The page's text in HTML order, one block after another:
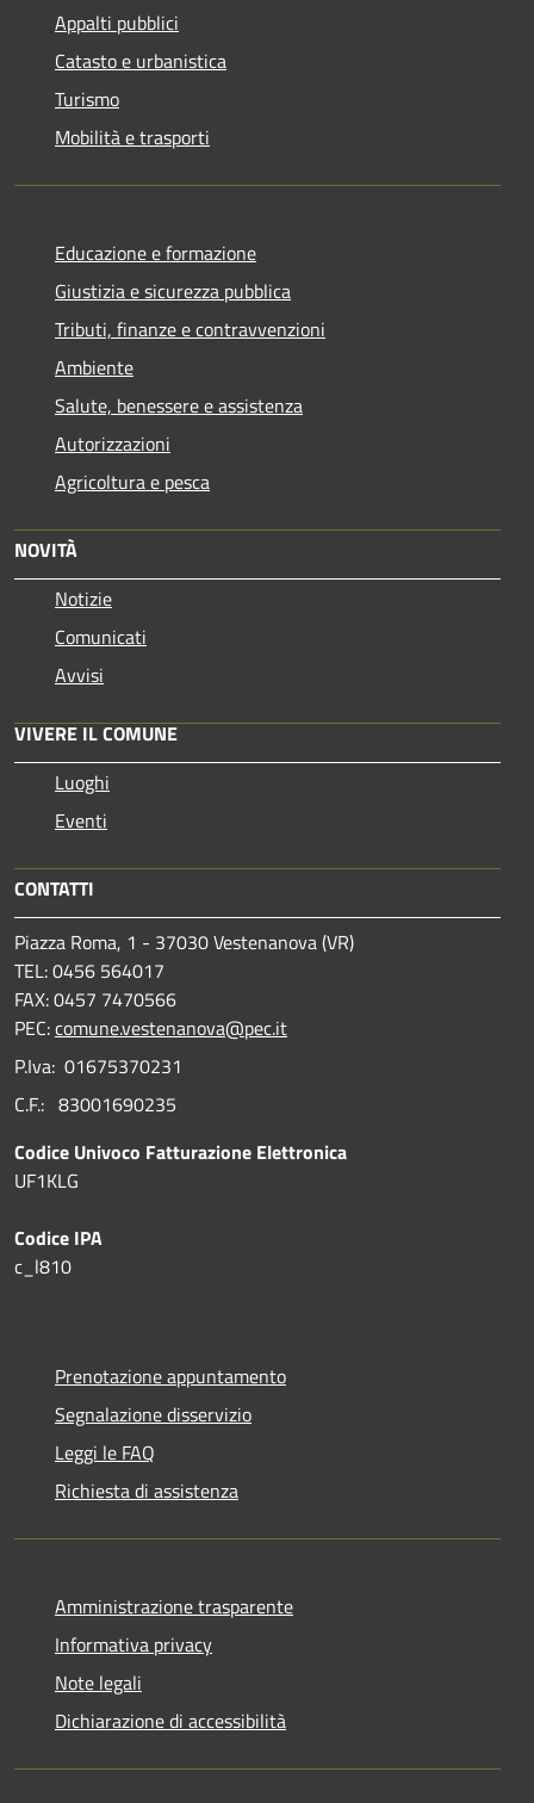
Appalti pubblici
Catasto e urbanistica
Turismo
Mobilità e trasporti
Educazione e formazione
Giustizia e sicurezza pubblica
Tributi, finanze e contravvenzioni
Ambiente
Salute, benessere e assistenza
Autorizzazioni
Agricoltura e pesca
NOVITÀ
Notizie
Comunicati
Avvisi
VIVERE IL COMUNE
Luoghi
Eventi
CONTATTI
Piazza Roma, 1 - 37030 Vestenanova (VR)
TEL: 0456 564017
FAX: 0457 7470566
PEC:comune.vestenanova@pec.it
P.Iva: 01675370231
C.F.: 83001690235
Codice Univoco Fatturazione Elettronica
UF1KLG
Codice IPA
c_l810
Prenotazione appuntamento
Segnalazione disservizio
Leggi le FAQ
Richiesta di assistenza
Amministrazione trasparente
Informativa privacy
Note legali
Dichiarazione di accessibilità